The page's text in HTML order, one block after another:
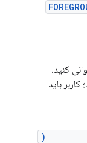
کنید.
باید
MediaProjectionManager.getMediaProjection(